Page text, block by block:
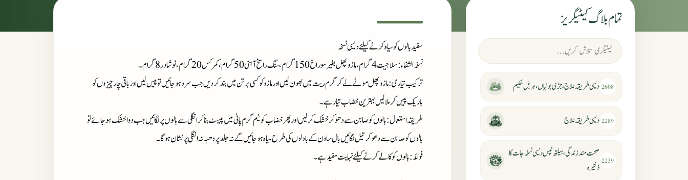
سفید بالوں کو سیاہ کرنے کیلئے دیسی نسخہ
نسخہ الشفاء: سلاجیت 4 گرام، مازو پھل بغیر سوراخ 150 گرام، سنگ راسخ آہنی 50 گرام، کمرکس 20 گرام، نوشادر 8 گرام۔
ترکیب تیاری: مازو پھل موٹے لے کر گرم ریت میں بھون لیں اور مازو کو کسی برتن میں بند کر دیں جب سرد ہوجائیں تو پیس لیں اور باقی چار چیزوں کو
باریک پیس کر ملالیں بہترین خضاب تیار ہے۔
طریقہ استعمال: بالوں کو صابن سے دھو کر خشک کرلیں اور پھر خضاب کو نیم گرم پانی میں پیسٹ بنا کر انگلی سے بالوں پر لگائیں جب دوا خشک ہوجائے تو
بالوں کوصابن سے دھو کر تیل لگائیں بال ساون کے بادلوں کی طرح سیاہ ہوجائیں گے نہ جلد پر دھبہ نہ انگلی پر نشان ہوگا۔
فوائد: بالوں کو کالے کرنے کیلئے نہایت مفید ہے۔
تمام بلاگ کیٹیگریز
2608 دیسی طریقہ علاج، جڑی بوٹیاں، ہربل حکیم
2289 دیسی طریقہ علاج
2239
صحت مند زندگی، ہیلتھ ٹپس دیسی نسخہ جات کا
ذخیرہ